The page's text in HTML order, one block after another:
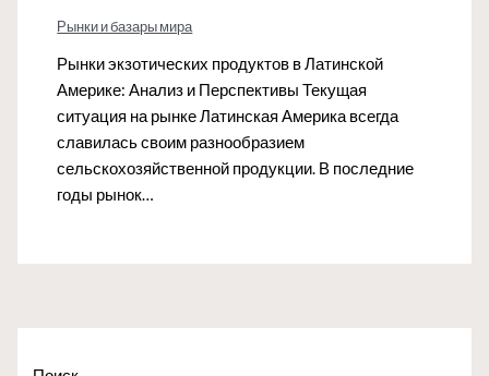
Рынки и базары мира
Рынки экзотических продуктов в Латинской
Америке: Анализ и Перспективы Текущая
ситуация на рынке Латинская Америка всегда
славилась своим разнообразием
сельскохозяйственной продукции. В последние
годы рынок…